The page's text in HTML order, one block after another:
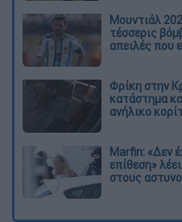
Μουντιάλ
τέσσερις
απειλές που
Φρίκη στην
κατάστημα
ανήλικο
Marfin: «Δεν
επίθεση»
στους